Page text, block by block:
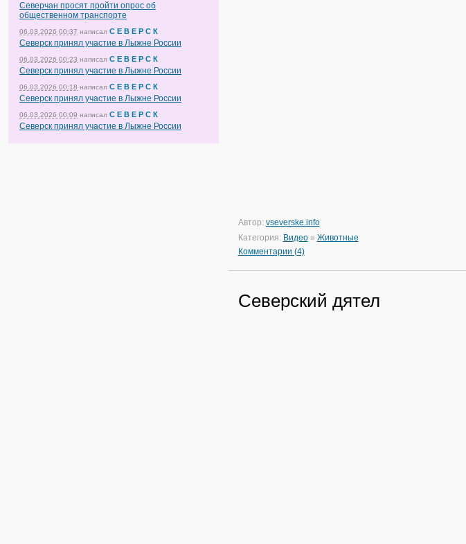
Северчан просят пройти опрос об
общественном транспорте
06.03.2026 00:37 написал С Е В Е Р С К
Северск принял участие в Лыжне России
06.03.2026 00:23 написал С Е В Е Р С К
Северск принял участие в Лыжне России
06.03.2026 00:18 написал С Е В Е Р С К
Северск принял участие в Лыжне России
06.03.2026 00:09 написал С Е В Е Р С К
Северск принял участие в Лыжне России
Автор: vseverske.info
Категория: Видео» Животные
Комментарии (4)
Северский дятел